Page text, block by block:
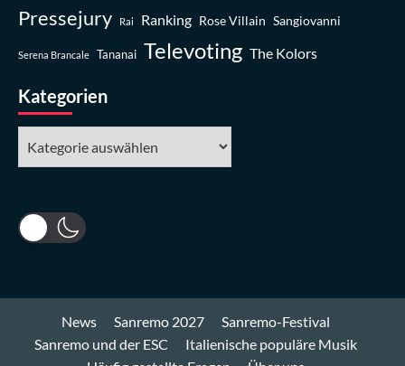
Pressejury Rai Ranking Rose Villain Sangiovanni
Serena Brancale Tananai Televoting The Kolors
Kategorien
News Sanremo 2027
Sanremo-Festival
Sanremo und der ESC
Italienische populäre Musik